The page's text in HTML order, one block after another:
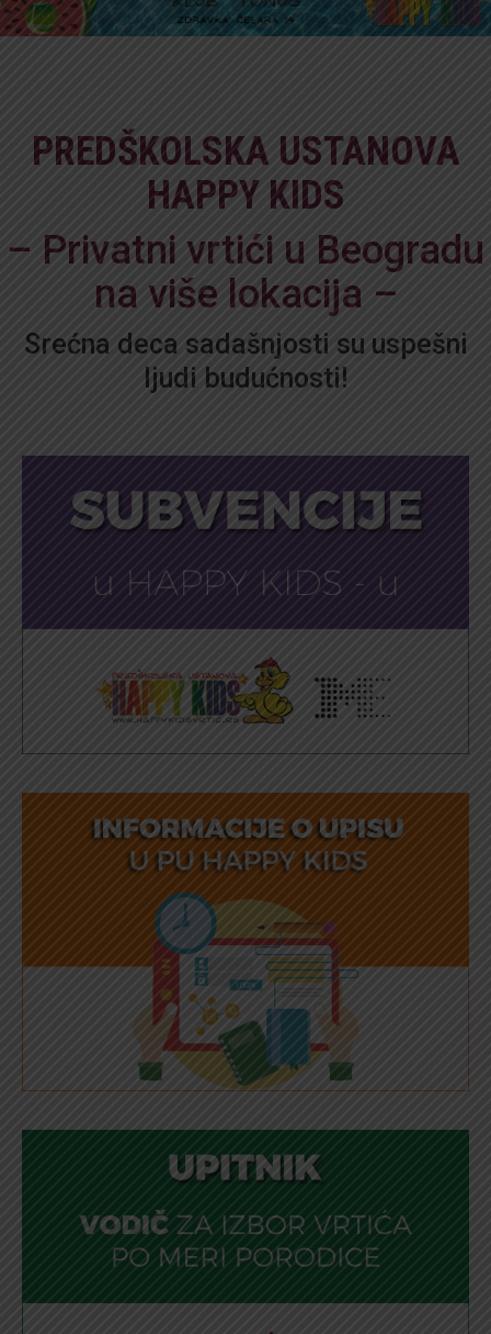
PREDŠKOLSKA USTANOVA
HAPPY KIDS
– Privatni vrtići u Beogradu
na više lokacija –
Srećna deca sadašnjosti su uspešni
ljudi budućnosti!